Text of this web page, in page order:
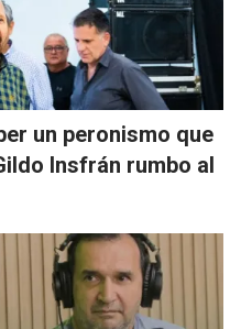
un peronismo que
Insfrán rumbo al